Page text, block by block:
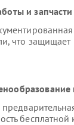
и запчасти
что